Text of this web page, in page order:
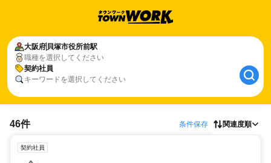
大阪府 貝塚市役所前駅
職種を選択してください
契約社員
キーワードを選択してください
46件 条件保存 関連度順
契約社員